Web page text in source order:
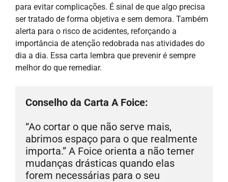
para evitar complicações. É sinal de que algo precisa
ser tratado de forma objetiva e sem demora. Também
alerta para o risco de acidentes, reforçando a
importância de atenção redobrada nas atividades do
dia a dia. Essa carta lembra que prevenir é sempre
melhor do que remediar.
Conselho da Carta A Foice:
“Ao cortar o que não serve mais,
abrimos espaço para o que realmente
importa.” A Foice orienta a não temer
mudanças drásticas quando elas
forem necessárias para o seu